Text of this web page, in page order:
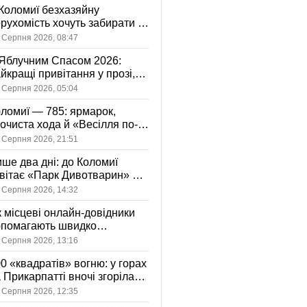
безхазяйну
хочуть забирати у
громади: що це
Серпня 2026, 08:47
Спасом 2026:
привітання у прозі,
та картинках
Серпня 2026, 05:04
— 785: ярмарок,
хода й «Весілля по-
— чим
День міста
Серпня 2026, 21:51
два дні: до Коломиї
«Парк Дивотварин» — і
безкоштовний
Серпня 2026, 14:32
місцеві онлайн-довідники
швидко
послуги у своєму
Серпня 2026, 13:16
«квадратів» вогню: у горах
Прикарпатті вночі згоріла
є постраждала
Серпня 2026, 12:35